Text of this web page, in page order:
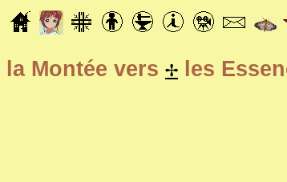
la Montée vers ✢ les